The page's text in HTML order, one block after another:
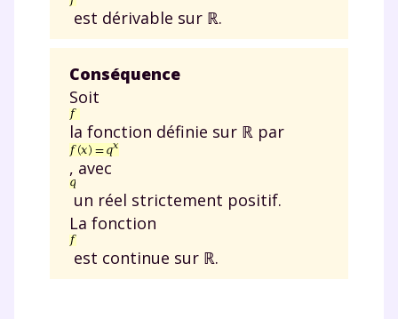
est dérivable sur ℝ.
Conséquence
Soit
la fonction définie sur ℝ par
, avec
un réel strictement positif.
La fonction
est continue sur ℝ.